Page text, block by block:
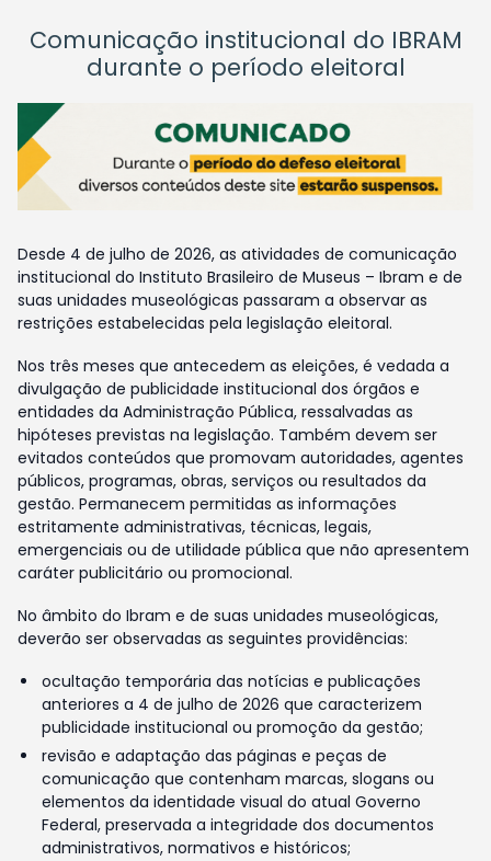
Comunicação institucional do IBRAM
durante o período eleitoral
Desde 4 de julho de 2026, as atividades de comunicação
institucional do Instituto Brasileiro de Museus – Ibram e de
suas unidades museológicas passaram a observar as
restrições estabelecidas pela legislação eleitoral.
Nos três meses que antecedem as eleições, é vedada a
divulgação de publicidade institucional dos órgãos e
entidades da Administração Pública, ressalvadas as
hipóteses previstas na legislação. Também devem ser
evitados conteúdos que promovam autoridades, agentes
públicos, programas, obras, serviços ou resultados da
gestão. Permanecem permitidas as informações
estritamente administrativas, técnicas, legais,
emergenciais ou de utilidade pública que não apresentem
caráter publicitário ou promocional.
No âmbito do Ibram e de suas unidades museológicas,
deverão ser observadas as seguintes providências:
ocultação temporária das notícias e publicações
anteriores a 4 de julho de 2026 que caracterizem
publicidade institucional ou promoção da gestão;
revisão e adaptação das páginas e peças de
comunicação que contenham marcas, slogans ou
elementos da identidade visual do atual Governo
Federal, preservada a integridade dos documentos
administrativos, normativos e históricos;